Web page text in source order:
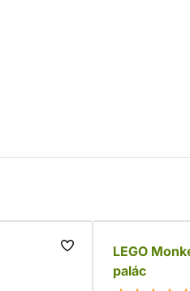
LEGO
palác